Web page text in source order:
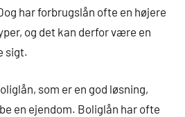
har forbrugslån ofte en højere
og det kan derfor være en
sigt.
som er en god løsning,
en ejendom. Boliglån har ofte